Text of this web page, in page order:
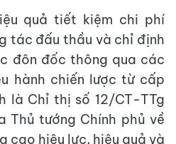
quả tiết kiệm chi phí
tác đấu thầu và chỉ định
đôn đốc thông qua các
hành chiến lược từ cấp
là Chỉ thị số 12/CT-TTg
tướng Chính phủ về
cao hiệu lực, hiệu quả và